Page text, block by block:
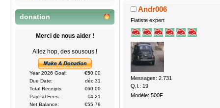
donation
Merci de nous aider !
Allez hop, des sousous !
Year 2026 Goal:
€50.00
Due Date:
déc 31
Total Receipts:
€60.00
PayPal Fees:
€4.21
Net Balance:
€55.79
Andr006
Fiatiste expert
Messages: 2.731
Q.I.: 19
Modèle: 500F